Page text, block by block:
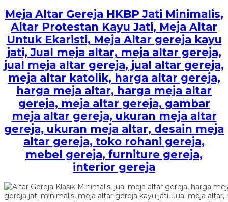
Meja Altar Gereja HKBP Jati Minimalis,
Altar Protestan Kayu Jati, Meja Altar
Untuk Ekaristi, Meja Altar gereja kayu
jati, Jual meja altar, meja altar gereja,
jual meja altar gereja, jual altar gereja,
meja altar katolik, harga altar gereja,
harga meja altar, harga meja altar
gereja, meja altar gereja, gambar
meja altar gereja, ukuran meja altar
gereja, ukuran meja altar, desain meja
altar gereja, toko rohani gereja,
mebel gereja, furniture gereja,
interior gereja